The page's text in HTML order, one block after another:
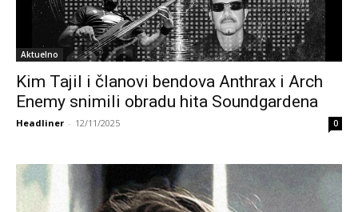
Aktuelno
Kim Tajil i članovi bendova Anthrax i Arch
Enemy snimili obradu hita Soundgardena
Headliner - 12/11/2025 0